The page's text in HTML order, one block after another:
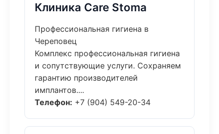
Клиника Care Stoma
Профессиональная гигиена в
Череповец
Комплекс профессиональная гигиена
и сопутствующие услуги. Сохраняем
гарантию производителей
имплантов....
Телефон: +7 (904) 549-20-34